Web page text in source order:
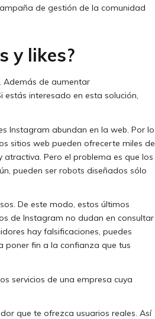
de gestión de la comunidad
y likes?
Además de aumentar
interesado en esta solución,
Instagram abundan en la web. Por lo
sitios web pueden ofrecerte miles de
Pero el problema es que los
pueden ser robots diseñados sólo
De este modo, estos últimos
de Instagram no dudan en consultar
hay falsificaciones, puedes
poner fin a la confianza que tus
servicios de una empresa cuya
que te ofrezca usuarios reales. Así